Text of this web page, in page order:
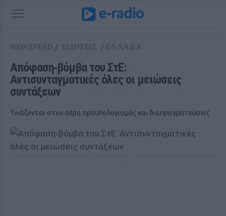
Απόφαση‑βόμβα του ΣτΕ:
Αντισυνταγματικές όλες οι μειώσεις
συντάξεων
Τινάζονται στον αέρα προϋπολογισμός και διαπραγματεύσεις